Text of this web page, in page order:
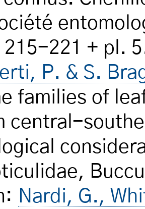
221 + pl.
P. & S.
families of
central-
Nardi, G.,